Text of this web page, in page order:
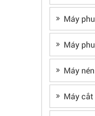
Máy
Máy
Máy
Máy